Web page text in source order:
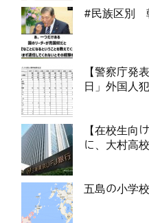
#民族区別
【警察庁発
日」外国人
【在校生向
に、大村高
五島の小学